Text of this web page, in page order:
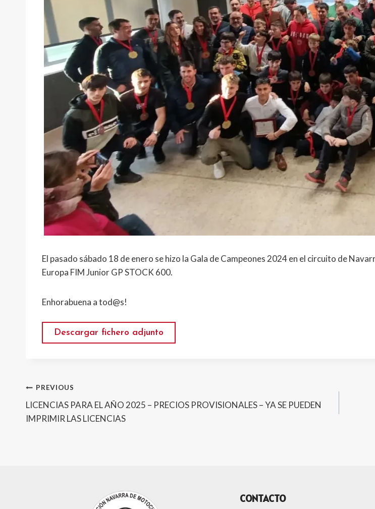
El pasado sábado 18 de enero se hizo la Gala de Campeones 2024 en el circuito de
Europa FIM Junior GP STOCK 600.
Enhorabuena a tod@s!
Descargar fichero adjunto
Post
navigation
PREVIOUS
LICENCIAS PARA EL AÑO 2025 – PRECIOS PROVISIONALES – YA SE PUEDEN
IMPRIMIR LAS LICENCIAS
CONTACTO